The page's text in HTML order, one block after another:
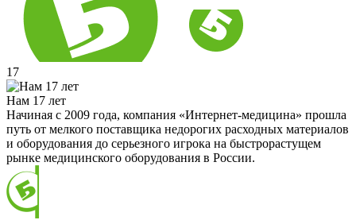
17
Нам 17 лет
Начиная с 2009 года, компания «Интернет-медицина» прошла
путь от мелкого поставщика недорогих расходных материалов
и оборудования до серьезного игрока на быстрорастущем
рынке медицинского оборудования в России.